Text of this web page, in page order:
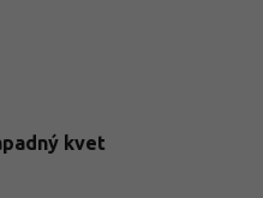
kvet